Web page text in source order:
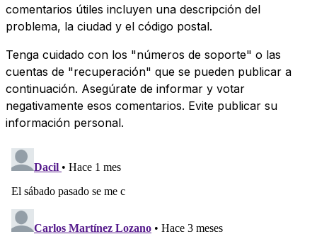
comentarios útiles incluyen una descripción del
problema, la ciudad y el código postal.
Tenga cuidado con los "números de soporte" o las
cuentas de "recuperación" que se pueden publicar a
continuación. Asegúrate de informar y votar
negativamente esos comentarios. Evite publicar su
información personal.